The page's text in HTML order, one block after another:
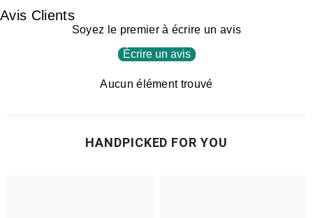
Avis Clients
Soyez le premier à écrire un avis
Écrire un avis
Aucun élément trouvé
HANDPICKED FOR YOU